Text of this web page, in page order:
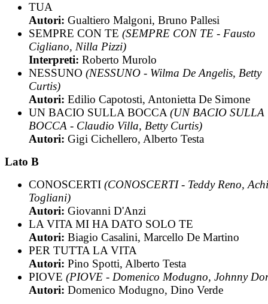
TUA
Autori: Gualtiero Malgoni, Bruno Pallesi
SEMPRE CON TE (SEMPRE CON TE - Fausto
Cigliano, Nilla Pizzi)
Interpreti: Roberto Murolo
NESSUNO (NESSUNO - Wilma De Angelis, Betty
Curtis)
Autori: Edilio Capotosti, Antonietta De Simone
UN BACIO SULLA BOCCA(UN BACIO SULLA
BOCCA - Claudio Villa, Betty Curtis)
Autori: Gigi Cichellero, Alberto Testa
Lato B
CONOSCERTI (CONOSCERTI - Teddy Reno,
Togliani)
Autori: Giovanni D'Anzi
LA VITA MI HA DATO SOLO TE
Autori: Biagio Casalini, Marcello De Martino
PER TUTTA LA VITA
Autori: Pino Spotti, Alberto Testa
PIOVE (PIOVE - Domenico Modugno, Johnny
Autori: Domenico Modugno, Dino Verde